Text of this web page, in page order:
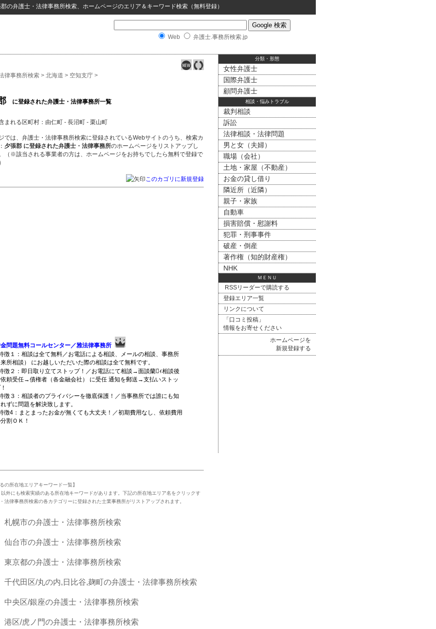
郡の弁護士・法律事務所検索、ホームページのエリア＆キーワード検索（無料登録）
Web 弁護士.事務所検索.jp
律事務所検索 > 北海道 > 空知支庁 >
に登録された弁護士・法律事務所一覧
まれる区町村：由仁町 - 長沼町 - 栗山町
では、弁護士・法律事務所検索に登録されているWebサイトのうち、検索カ
夕張郡 に登録された弁護士・法律事務所のホームページをリストアップし
（※該当される事業者の方は、ホームページをお持ちでしたら無料で登録で
このカゴリに新規登録
問題無料コールセンター／雅法律事務所
徴１：相談は全て無料／お電話による相談、メールの相談、事務所
来所相談） にお越しいただいた際の相談は全て無料です。
徴２：即日取り立てストップ！／お電話にて相談→面談蘭ｨ相談後
依頼受任→債権者（各金融会社） に受任 通知を郵送→支払いストッ
徴３：相談者のプライバシーを徹底保護！／当事務所では誰にも知
れずに問題を解決致します。
徴4：まとまったお金が無くても大丈夫！／初期費用なし、依頼費用
割ＯＫ！
の所在地エリアキーワード一覧】
以外にも検索実績のある所在地キーワードがあります。下記の所在地エリア名をクリックす
法律事務所検索の各カテゴリーに登録された士業事務所がリストアップされます。
札幌市の弁護士・法律事務所検索
仙台市の弁護士・法律事務所検索
東京都の弁護士・法律事務所検索
千代田区/丸の内,日比谷,麹町の弁護士・法律事務所検索
中央区/銀座の弁護士・法律事務所検索
港区/虎ノ門の弁護士・法律事務所検索
分類・形態
女性弁護士
国際弁護士
顧問弁護士
相談・悩みトラブル
裁判相談
訴訟
法律相談・法律問題
男と女（夫婦）
職場（会社）
土地・家屋（不動産）
お金の貸し借り
隣近所（近隣）
親子・家族
自動車
損害賠償・慰謝料
犯罪・刑事事件
破産・倒産
著作権（知的財産権）
NHK
ＭＥＮＵ
RSSリーダーで購読する
登録エリア一覧
リンクについて
「口コミ投稿」
情報をお寄せください
ホームページを
新規登録する